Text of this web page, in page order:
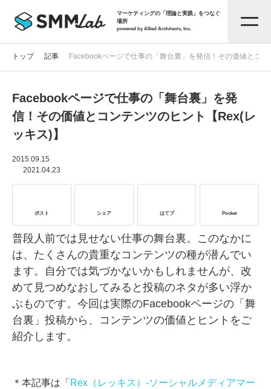
マーケティングの「理論と実践」をつなぐ
場所
powered by Allied Architects, Inc.
記事一覧
お役立ち資料
サービス資料
SMMLabについて
トップ 記事 Facebookページで仕事の「舞台裏」を発信！その価値とコ
Facebookページで仕事の「舞台裏」を発
信！その価値とコンテンツのヒント【Rex(レ
ッキス)】
2015.09.15
2021.04.23
ポスト シェア はてブ Pocket
普段人前では見せない仕事の舞台裏。このなかに
は、たくさんの貴重なコンテンツの種が潜んでい
ます。自分では気づかないかもしれませんが、改
めて見つめなおしてみると投稿のネタが多い浮か
ぶものです。今回は実際のFacebookページの「舞
台裏」投稿から、コンテンツの価値とヒントをご
紹介します。
＊本記事は「 Rex（レッキス）-ソーシャルメディアマー